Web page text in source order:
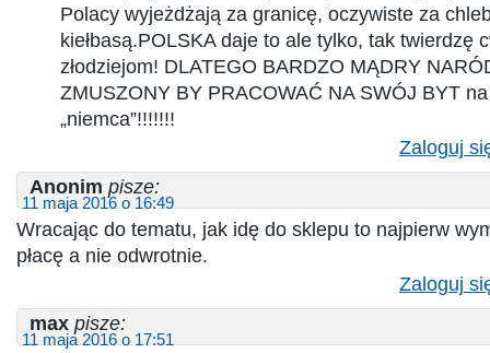
Polacy wyjeżdżają za granicę, oczywiste za
kiełbasą.POLSKA daje to ale tylko, tak twierdzę
złodziejom! DLATEGO BARDZO MĄDRY
ZMUSZONY BY PRACOWAĆ NA SWÓJ BYT na
„niemca”!!!!!!!
Zaloguj
Anonim pisze:
11 maja 2016 o 16:49
Wracając do tematu, jak idę do sklepu to najpierw
płacę a nie odwrotnie.
Zaloguj
max pisze:
11 maja 2016 o 17:51